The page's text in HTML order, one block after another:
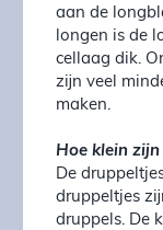
aan de
longen is de
cellaag dik.
zijn veel
maken.
Hoe klein
De
druppeltjes
druppels. De